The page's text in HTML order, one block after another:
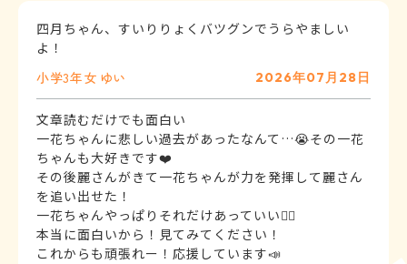
四月ちゃん、すいりりょくバツグンでうらやましい
よ！
小学3年女 ゆい 2026年07月28日
文章読むだけでも面白い
一花ちゃんに悲しい過去があったなんて…😭その一花
ちゃんも大好きです❤️
その後麗さんがきて一花ちゃんが力を発揮して麗さん
を追い出せた！
一花ちゃんやっぱりそれだけあっていい👍🏻
本当に面白いから！見てみてください！
これからも頑張れー！応援しています📣